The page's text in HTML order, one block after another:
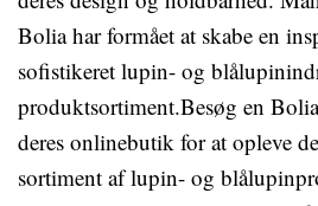
Bolia har formået at skabe en
sofistikeret lupin- og
produktsortiment.Besøg en
deres onlinebutik for at opleve
sortiment af lupin- og